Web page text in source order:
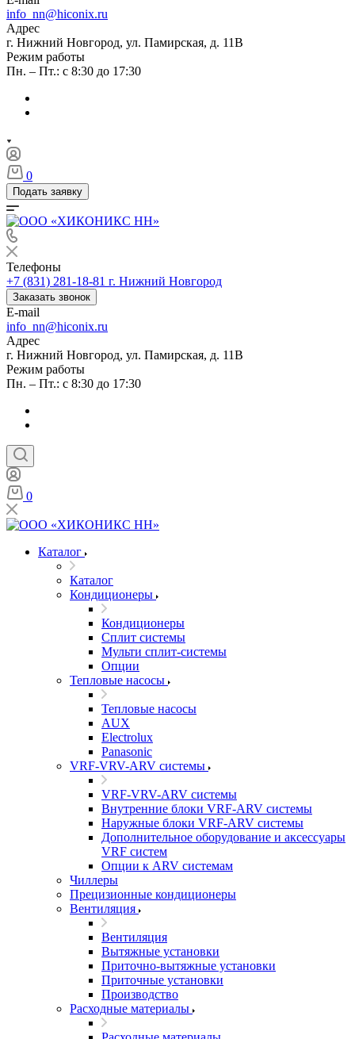
info_nn@hiconix.ru
Адрес
г. Нижний Новгород, ул. Памирская, д. 11В
Режим работы
Пн. – Пт.: с 8:30 до 17:30
0
Подать заявку
Телефоны
+7 (831) 281-18-81 г. Нижний Новгород
Заказать звонок
E-mail
info_nn@hiconix.ru
Адрес
г. Нижний Новгород, ул. Памирская, д. 11В
Режим работы
Пн. – Пт.: с 8:30 до 17:30
0
Каталог
Каталог
Кондиционеры
Кондиционеры
Сплит системы
Мульти сплит-системы
Опции
Тепловые насосы
Тепловые насосы
AUX
Electrolux
Panasonic
VRF-VRV-ARV системы
VRF-VRV-ARV системы
Внутренние блоки VRF-ARV системы
Наружные блоки VRF-ARV системы
Дополнительное оборудование и аксессуары
VRF систем
Опции к ARV системам
Чиллеры
Прецизионные кондиционеры
Вентиляция
Вентиляция
Вытяжные установки
Приточно-вытяжные установки
Приточные установки
Производство
Расходные материалы